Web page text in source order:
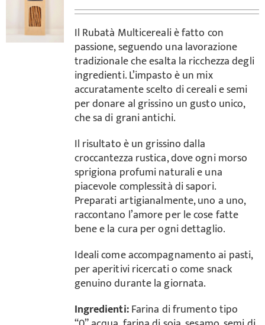
Il Rubatà Multicereali è fatto con
passione, seguendo una lavorazione
tradizionale che esalta la ricchezza degli
ingredienti. L’impasto è un mix
accuratamente scelto di cereali e semi
per donare al grissino un gusto unico,
che sa di grani antichi.
Il risultato è un grissino dalla
croccantezza rustica, dove ogni morso
sprigiona profumi naturali e una
piacevole complessità di sapori.
Preparati artigianalmente, uno a uno,
raccontano l’amore per le cose fatte
bene e la cura per ogni dettaglio.
Ideali come accompagnamento ai pasti,
per aperitivi ricercati o come snack
genuino durante la giornata.
Ingredienti:Farina di frumento tipo